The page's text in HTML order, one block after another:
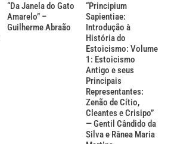
“Da Janela do Gato
Amarelo” –
Guilherme Abraão
“Principium
Sapientiae:
Introdução à
História do
Estoicismo: Volume
1: Estoicismo
Antigo e seus
Principais
Representantes:
Zenão de Cítio,
Cleantes e Crisipo”
— Gentil Cândido da
Silva e Rânea Maria